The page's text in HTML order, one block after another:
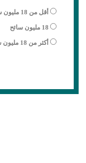
أقل من 18 مليون سائح
18 مليون سائح
أكثر من 18 مليون سائح